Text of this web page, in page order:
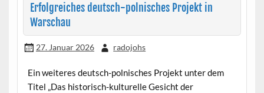
Erfolgreiches deutsch-polnisches Projekt in
Warschau
27. Januar 2026 radojohs
Ein weiteres deutsch-polnisches Projekt unter dem
Titel „Das historisch-kulturelle Gesicht der